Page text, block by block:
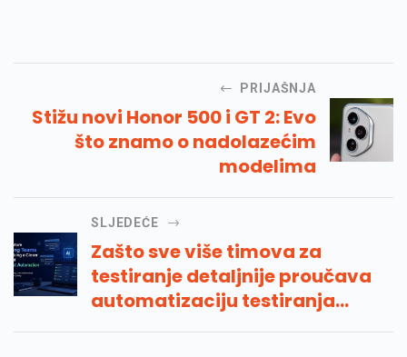
PRIJAŠNJA
Stižu novi Honor 500 i GT 2: Evo
što znamo o nadolazećim
modelima
SLJEDEĆE
Zašto sve više timova za
testiranje detaljnije proučava
automatizaciju testiranja
umjetne inteligencije